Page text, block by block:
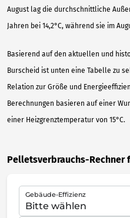
August lag die durchschnittliche
Jahren bei 14,2°C, während sie im
Basierend auf den aktuellen und
Burscheid ist unten eine Tabelle zu
Relation zur Größe und
Berechnungen basieren auf einer
einer Heizgrenztemperatur von 15°C.
Pelletsverbrauchs-Rechner
Gebäude-Effizienz